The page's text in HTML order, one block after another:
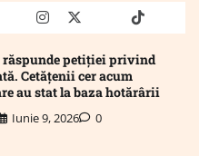
Mailinstagram
twitter truthtiktok
petiției privind
Cetățenii cer acum
au stat la baza hotărârii
Iunie 9, 2026 0